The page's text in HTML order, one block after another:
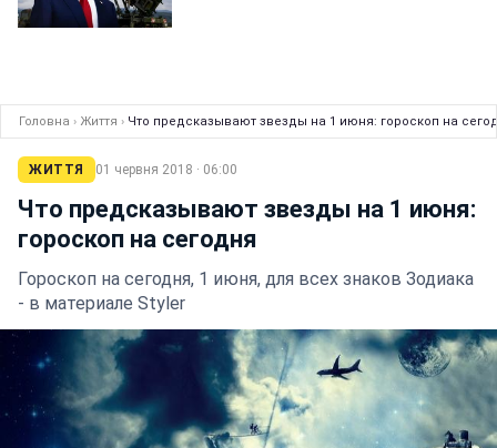
Головна › Життя › Что предсказывают звезды на 1 июня: гороскоп на
ЖИТТЯ 01 червня 2018 · 06:00
Что предсказывают звезды на 1 июня:
гороскоп на сегодня
Гороскоп на сегодня, 1 июня, для всех знаков Зодиака
- в материале Styler